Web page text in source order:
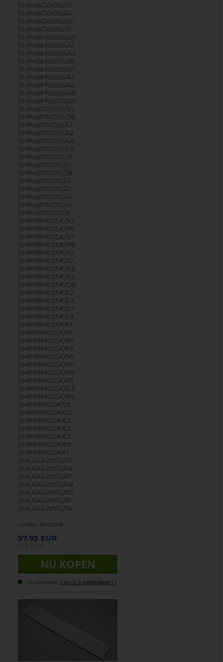
SMP46CW01S/01
SMP46CW01S/41
SMP46CW01S/45
SMP46CW01S/51
SMP46MW03S/01
SMP46MW03S/41
SMP46MW03S/45
SMP46MW03S/51
SMP46MW05S/01
SMP46MW05S/41
SMP46MW05S/42
SMP46MW05S/49
SMP46MW07S/01
SMP46TW00S/01
SMP46TW00S/38
SMP46TW00S/41
SMP46TW00S/42
SMP46TW00S/46
SMP46TW00S/49
SMP46TW00S/51
SMP46TW01S/01
SMP46TW01S/38
SMP46TW01S/41
SMP46TW01S/42
SMP46TW01S/46
SMP46TW01S/49
SMP46TW01S/51
SMP68M02SK/93
SMP68M02SK/96
SMP68M02SK/97
SMP68M02SK/98
SMP68M02SK/A5
SMP68M02SK/A7
SMP68M02SK/B3
SMP68M02SK/B4
SMP68M02SK/D5
SMP68M02SK/E2
SMP68M02SK/E3
SMP68M02SK/E7
SMP68M02SK/E9
SMP68M02SK/F1
SMP69M02SK/01
SMP69M02SK/87
SMP69M02SK/93
SMP69M02SK/96
SMP69M02SK/97
SMP69M02SK/98
SMP69M02SK/A5
SMP69M02SK/B3
SMP69M02SK/B4
SMP69M12SK/01
SMP69M12SK/D5
SMP69M12SK/E2
SMP69M12SK/E3
SMP69M12SK/E7
SMP69M12SK/E9
SMP69M12SK/F1
SMU24AW01S/01
SMU24AW01S/44
SMU24AW01S/47
SMU24AW01S/48
SMU24AW01S/50
SMU24AW01S/51
SMU24AW01S/54
onder andere…
57,95 EUR
Op voorraad (Lev. 2-3 weekdagen. ).